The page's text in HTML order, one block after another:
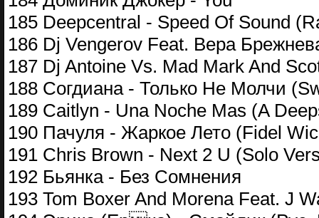
185 Deepcentral - Speed Of Sound
186 Dj Vengerov Feat. Вера
187 Dj Antoine Vs. Mad Mark And
188 Согдиана - Только Не Молчи
189 Caitlyn - Una Noche Mas (A
190 Пачуля - Жаркое Лето (Fidel
191 Chris Brown - Next 2 U (Solo
192 Бьянка - Без Сомнения
193 Tom Boxer And Morena Feat. J